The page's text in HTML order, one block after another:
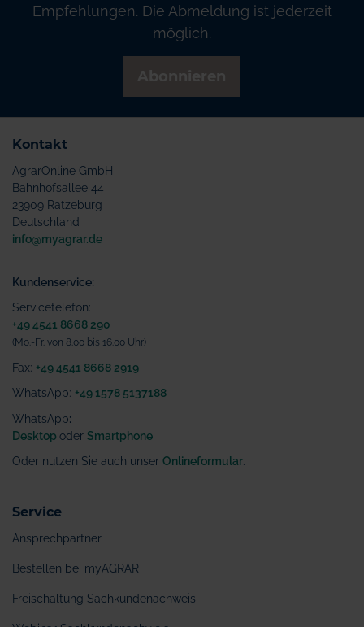
Empfehlungen. Die Abmeldung ist jederzeit
möglich.
Kontakt
AgrarOnline GmbH
Bahnhofsallee 44
23909 Ratzeburg
Deutschland
info@myagrar.de
Kundenservice:
Servicetelefon:
+49 4541 8668 290
(Mo.-Fr. von 8.00 bis 16.00 Uhr)
Fax: +49 4541 8668 2919
WhatsApp: +49 1578 5137188
WhatsApp:
Desktop oder Smartphone
Oder nutzen Sie auch unser Onlineformular
Service
Ansprechpartner
Bestellen bei myAGRAR
Freischaltung Sachkundenachweis